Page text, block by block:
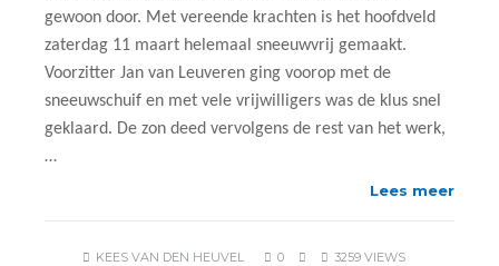
gewoon door. Met vereende krachten is het hoofdveld
zaterdag 11 maart helemaal sneeuwvrij gemaakt.
Voorzitter Jan van Leuveren ging voorop met de
sneeuwschuif en met vele vrijwilligers was de klus snel
geklaard. De zon deed vervolgens de rest van het werk,
…
Lees meer
KEES VAN DEN HEUVEL 0 3259 VIEWS